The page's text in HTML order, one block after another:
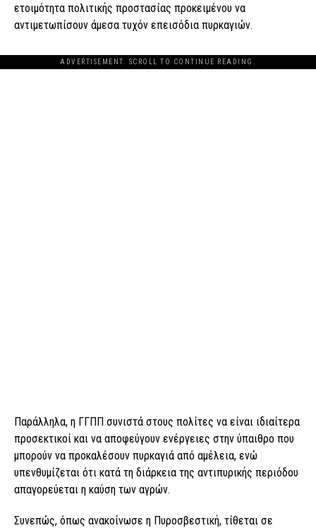
ετοιμότητα πολιτικής προστασίας προκειμένου να
αντιμετωπίσουν άμεσα τυχόν επεισόδια πυρκαγιών.
ADVERTISEMENT. SCROLL TO CONTINUE READING.
Παράλληλα, η ΓΓΠΠ συνιστά στους πολίτες να είναι ιδιαίτερα
προσεκτικοί και να αποφεύγουν ενέργειες στην ύπαιθρο που
μπορούν να προκαλέσουν πυρκαγιά από αμέλεια, ενώ
υπενθυμίζεται ότι κατά τη διάρκεια της αντιπυρικής περιόδου
απαγορεύεται η καύση των αγρών.
Συνεπώς, όπως ανακοίνωσε η Πυροσβεστική, τίθεται σε